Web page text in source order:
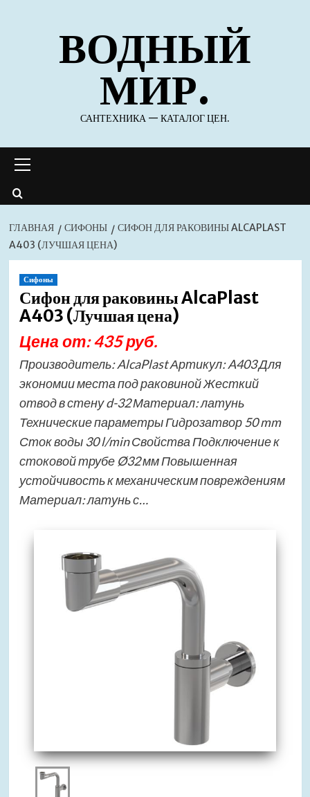
содержимомуВОДНЫЙ
МИР.
САНТЕХНИКА — КАТАЛОГ ЦЕН.
меню
ГЛАВНАЯ СИФОНЫ
СИФОН ДЛЯ РАКОВИНЫ ALCAPLAST
A403 (ЛУЧШАЯ ЦЕНА)
Сифоны
Сифон для раковины AlcaPlast
A403 (Лучшая цена)
Цена от: 435 руб.
Производитель: AlcaPlast Артикул: A403 Для
экономии места под раковиной Жесткий
отвод в стену d-32 Материал: латунь
Технические параметры Гидрозатвор 50 mm
Сток воды 30 l/min Свойства Подключение к
стоковой трубе Ø32 мм Повышенная
устойчивость к механическим повреждениям
Материал: латунь с…